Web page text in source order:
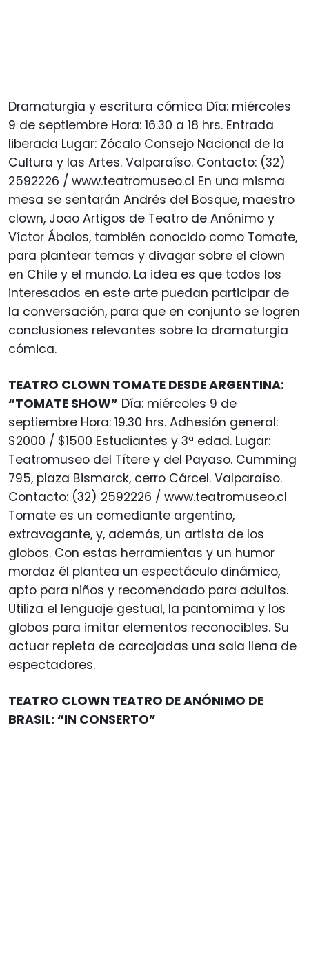
Dramaturgia y escritura cómica Día: miércoles
9 de septiembre Hora: 16.30 a 18 hrs. Entrada
liberada Lugar: Zócalo Consejo Nacional de la
Cultura y las Artes. Valparaíso. Contacto: (32)
2592226 / www.teatromuseo.cl En una misma
mesa se sentarán Andrés del Bosque, maestro
clown, Joao Artigos de Teatro de Anónimo y
Víctor Ábalos, también conocido como Tomate,
para plantear temas y divagar sobre el clown
en Chile y el mundo. La idea es que todos los
interesados en este arte puedan participar de
la conversación, para que en conjunto se logren
conclusiones relevantes sobre la dramaturgia
cómica.
TEATRO CLOWN TOMATE DESDE ARGENTINA:
“TOMATE SHOW” Día: miércoles 9 de
septiembre Hora: 19.30 hrs. Adhesión general:
$2000 / $1500 Estudiantes y 3ª edad. Lugar:
Teatromuseo del Títere y del Payaso. Cumming
795, plaza Bismarck, cerro Cárcel. Valparaíso.
Contacto: (32) 2592226 / www.teatromuseo.cl
Tomate es un comediante argentino,
extravagante, y, además, un artista de los
globos. Con estas herramientas y un humor
mordaz él plantea un espectáculo dinámico,
apto para niños y recomendado para adultos.
Utiliza el lenguaje gestual, la pantomima y los
globos para imitar elementos reconocibles. Su
actuar repleta de carcajadas una sala llena de
espectadores.
TEATRO CLOWN TEATRO DE ANÓNIMO DE
BRASIL: “IN CONSERTO”